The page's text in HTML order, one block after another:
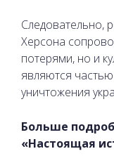
Следовательно,
Херсона
потерями, но и
являются
уничтожения
Больше
«Настоящая